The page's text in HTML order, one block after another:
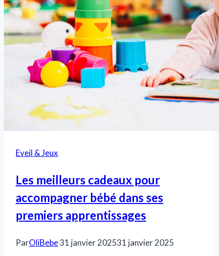
et
enrichissante
Eveil & Jeux
Les meilleurs cadeaux pour
accompagner bébé dans ses
premiers apprentissages
ParOliBebe31 janvier 202531 janvier 2025